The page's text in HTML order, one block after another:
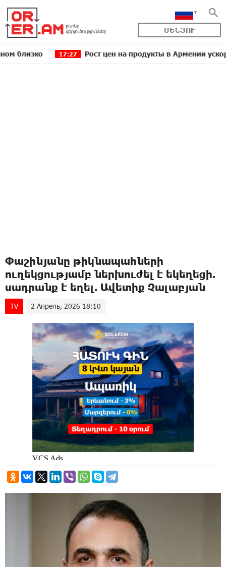
ՄԵՆՅՈՒ
17:27 Рост цен на продукты в Армении ускорился
Փաշինյանը թիկնապահների
ուղեկցությամբ ներխուժել է եկեղեցի.
սադրանք է եղել. Ավետիք Չալաբյան
TV 2 Апрель, 2026 18:10